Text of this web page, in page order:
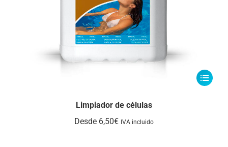
Este
Limpiador de células
Desde 6,50€ IVA incluido